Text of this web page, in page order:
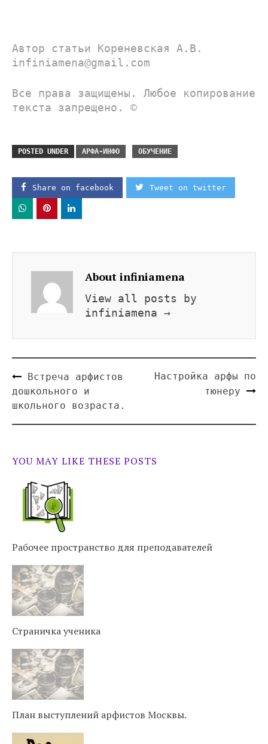
Автор статьи Кореневская А.В.
infiniamena@gmail.com
Все права защищены. Любое копирование
текста запрещено. ©
POSTED UNDER АРФА-ИНФО ОБУЧЕНИЕ
Share on facebook Tweet on twitter
About infiniamena
View all posts by
infiniamena →
Встреча арфистов
дошкольного и
школьного возраста.
Настройка арфы по
тюнеру
YOU MAY LIKE THESE POSTS
Рабочее пространство для преподавателей
Страничка ученика
План выступлений арфистов Москвы.